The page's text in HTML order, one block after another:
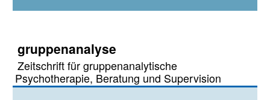
gruppenanalyse
Zeitschrift für gruppenanalytische
Psychotherapie, Beratung und Supervision